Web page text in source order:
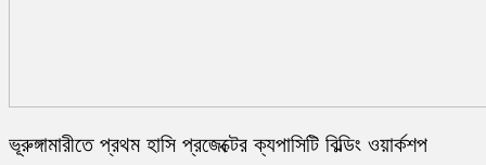
ভূরুঙ্গামারীতে প্রথম হাসি প্রজেক্টের ক্যপাসিটি বিল্ডিং ওয়ার্কশপ